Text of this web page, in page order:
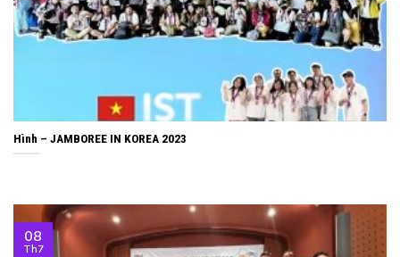
Hình – JAMBOREE IN KOREA 2023
08
Th7